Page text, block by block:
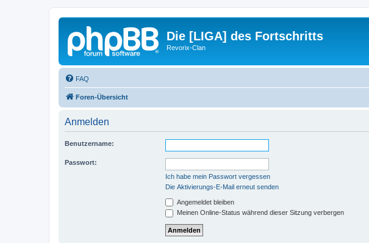
Die [LIGA] des Fortschritts
Revorix-Clan
FAQ
Foren-Übersicht
Anmelden
Benutzername:
Passwort:
Ich habe mein Passwort vergessen
Die Aktivierungs-E-Mail erneut senden
Angemeldet bleiben
Meinen Online-Status während dieser Sitzung verbergen